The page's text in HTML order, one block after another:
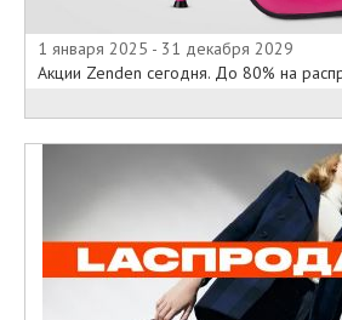
1 января 2025 - 31 декабря 2029
Акции Zenden сегодня. До 80% на